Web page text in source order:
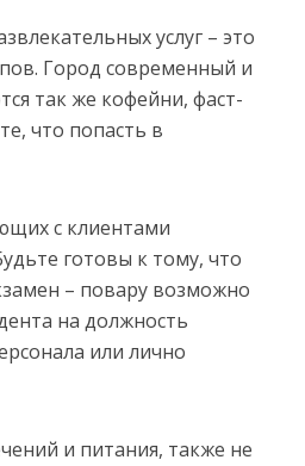
услуг – это
Город современный и
так же кофейни, фаст-
что попасть в
с клиентами
готовы к тому, что
– повару возможно
на должность
или лично
и питания, также не